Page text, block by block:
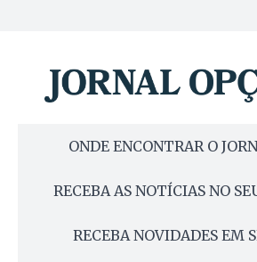
ONDE ENCONTRAR O
RECEBA AS NOTÍCIAS NO
RECEBA NOVIDADES EM